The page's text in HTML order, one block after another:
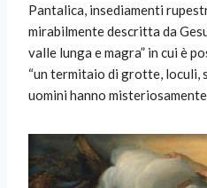
Pantalica, insediamenti
mirabilmente descritta da
valle lunga e magra” in cui è
“un termitaio di grotte, loculi,
uomini hanno misteriosamente